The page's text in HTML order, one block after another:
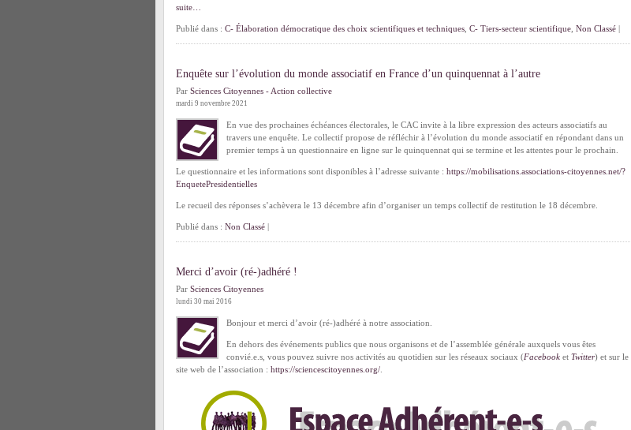
suite…
Publié dans : C- Élaboration démocratique des choix scientifiques et techniques C- Tiers-secteur scientifique Non Classé |
Enquête sur l’évolution du monde associatif en France d’un quinquennat à l’autre
Par Sciences Citoyennes - Action collective
mardi 9 novembre 2021
En vue des prochaines échéances électorales, le CAC invite à la libre expression des acteurs associatifs au
travers une enquête. Le collectif propose de réfléchir à l’évolution du monde associatif en répondant dans un
premier temps à un questionnaire en ligne sur le quinquennat qui se termine et les attentes pour le prochain.
Le questionnaire et les informations sont disponibles à l’adresse suivante : https://mobilisations.associations-citoyennes.net/?
EnquetePresidentielles
Le recueil des réponses s’achèvera le 13 décembre afin d’organiser un temps collectif de restitution le 18 décembre.
Publié dans : Non Classé |
Merci d’avoir (ré-)adhéré !
Par Sciences Citoyennes
lundi 30 mai 2016
Bonjour et merci d’avoir (ré-)adhéré à notre association.
En dehors des événements publics que nous organisons et de l’assemblée générale auxquels vous êtes
convié.e.s, vous pouvez suivre nos activités au quotidien sur les réseaux sociaux (Facebook et Twitter) et sur le
site web de l’association : https://sciencescitoyennes.org/